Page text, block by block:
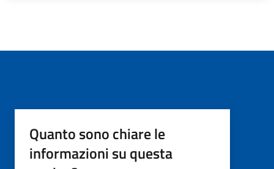
Quanto sono chiare le
informazioni su questa